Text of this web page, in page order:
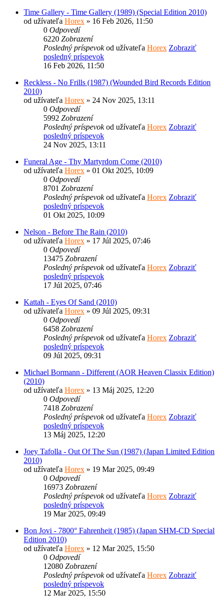
Time Gallery - Time Gallery (1989) (Special Edition 2010)
od užívateľa Horex » 16 Feb 2026, 11:50
0 Odpovedí
6220 Zobrazení
Posledný príspevokod užívateľa Horex Zobraziť
posledný príspevok
16 Feb 2026, 11:50
Reckless - No Frills (1987) (Wounded Bird Records Edition
2010)
od užívateľa Horex » 24 Nov 2025, 13:11
0 Odpovedí
5992 Zobrazení
Posledný príspevokod užívateľa Horex Zobraziť
posledný príspevok
24 Nov 2025, 13:11
Funeral Age - Thy Martyrdom Come (2010)
od užívateľa Horex » 01 Okt 2025, 10:09
0 Odpovedí
8701 Zobrazení
Posledný príspevokod užívateľa Horex Zobraziť
posledný príspevok
01 Okt 2025, 10:09
Nelson - Before The Rain (2010)
od užívateľa Horex » 17 Júl 2025, 07:46
0 Odpovedí
13475 Zobrazení
Posledný príspevokod užívateľa Horex Zobraziť
posledný príspevok
17 Júl 2025, 07:46
Kattah - Eyes Of Sand (2010)
od užívateľa Horex » 09 Júl 2025, 09:31
0 Odpovedí
6458 Zobrazení
Posledný príspevokod užívateľa Horex Zobraziť
posledný príspevok
09 Júl 2025, 09:31
Michael Bormann - Different (AOR Heaven Classix Edition)
(2010)
od užívateľa Horex » 13 Máj 2025, 12:20
0 Odpovedí
7418 Zobrazení
Posledný príspevokod užívateľa Horex Zobraziť
posledný príspevok
13 Máj 2025, 12:20
Joey Tafolla - Out Of The Sun (1987) (Japan Limited Edition
2010)
od užívateľa Horex » 19 Mar 2025, 09:49
0 Odpovedí
16973 Zobrazení
Posledný príspevokod užívateľa Horex Zobraziť
posledný príspevok
19 Mar 2025, 09:49
Bon Jovi - 7800° Fahrenheit (1985) (Japan SHM-CD Special
Edition 2010)
od užívateľa Horex » 12 Mar 2025, 15:50
0 Odpovedí
12080 Zobrazení
Posledný príspevokod užívateľa Horex Zobraziť
posledný príspevok
12 Mar 2025, 15:50